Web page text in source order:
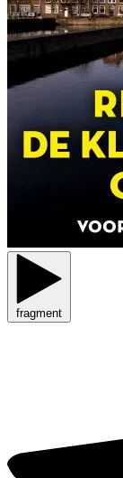
fragment